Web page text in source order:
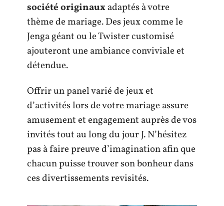
société originauxadaptés à votre
thème de mariage. Des jeux comme le
Jenga géant ou le Twister customisé
ajouteront une ambiance conviviale et
détendue.
Offrir un panel varié de jeux et
d’activités lors de votre mariage assure
amusement et engagement auprès de vos
invités tout au long du jour J. N’hésitez
pas à faire preuve d’imagination afin que
chacun puisse trouver son bonheur dans
ces divertissements revisités.